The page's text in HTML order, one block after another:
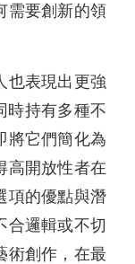
需要創新的領
也表現出更強
持有多種不
將它們簡化為
高開放性者在
項的優點與潛
合邏輯或不切
術創作，在最